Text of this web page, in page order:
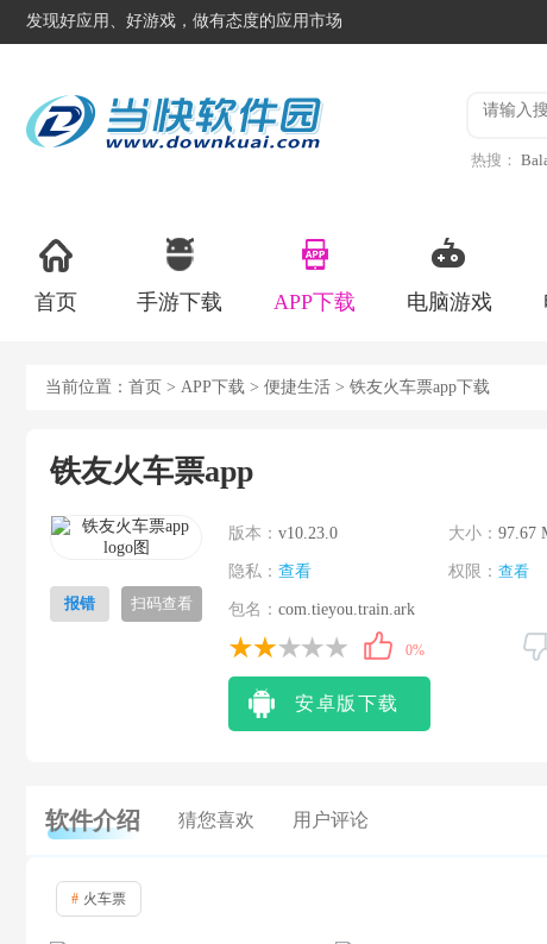
发现好应用、好游戏，做有态度的应用市场
热搜：
首页 手游下载 APP下载 电脑游戏
当前位置： 首页 > APP下载 > 便捷生活 > 铁友火车票app下载
铁友火车票app
报错 扫码查看
版本： v10.23.0 大小： 97.67
隐私： 查看 权限： 查看
包名： com.tieyou.train.ark
0%
安卓版下载
软件介绍 猜您喜欢 用户评论
# 火车票